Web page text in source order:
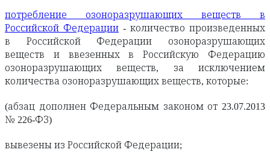
потребление озоноразрушающих веществ в
Российской Федерации - количество произведенных
в Российской Федерации озоноразрушающих
веществ и ввезенных в Российскую Федерацию
озоноразрушающих веществ, за исключением
количества озоноразрушающих веществ, которые:
(абзац дополнен Федеральным законом от 23.07.2013
№ 226-ФЗ)
вывезены из Российской Федерации;